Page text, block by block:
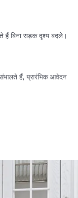
हैं बिना सड़क दृश्य बदले।
हैं, प्रारंभिक आवेदन